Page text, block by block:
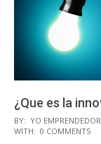
¿Que es la
2015-
04-
BY: YO EMPRENDEDOR
WITH: 0 COMMENTS